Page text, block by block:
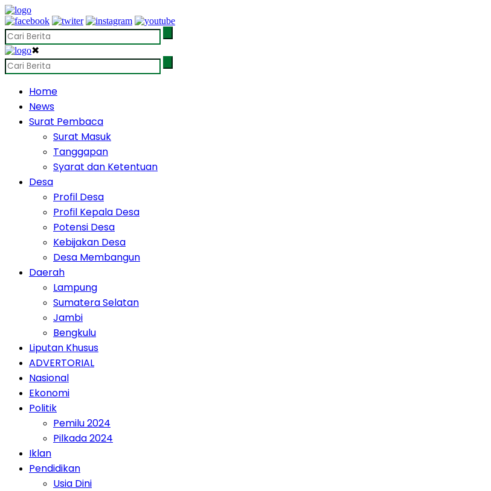
✖
Home
News
Surat Pembaca
Surat Masuk
Tanggapan
Syarat dan Ketentuan
Desa
Profil Desa
Profil Kepala Desa
Potensi Desa
Kebijakan Desa
Desa Membangun
Daerah
Lampung
Sumatera Selatan
Jambi
Bengkulu
Liputan Khusus
ADVERTORIAL
Nasional
Ekonomi
Politik
Pemilu 2024
Pilkada 2024
Iklan
Pendidikan
Usia Dini